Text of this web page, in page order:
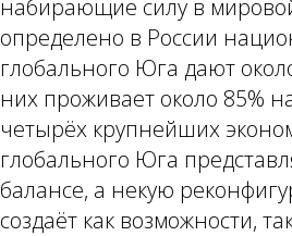
набирающие силу в
определено в России
глобального Юга дают
них проживает около 85%
четырёх крупнейших
глобального Юга
балансе, а некую
создаёт как возможности,